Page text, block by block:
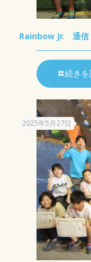
Rainbow Jr. 通信
続きを
2025年5月27日